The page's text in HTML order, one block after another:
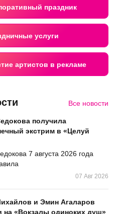
праздник
услуги
артистов в рекламе
Все новости
получила
экстрим в «Целуй
7 августа 2026 года
07 Авг 2026
и Эмин Агаларов
на «Вокзалы одиноких душ»